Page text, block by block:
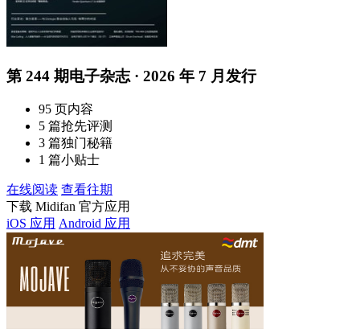
第 244 期电子杂志 · 2026 年 7 月发行
95 页内容
5 篇抢先评测
3 篇独门秘籍
1 篇小贴士
在线阅读 查看往期
下载 Midifan 官方应用
iOS 应用 Android 应用